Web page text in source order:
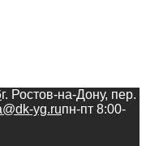
г. Ростов-на-Дону, пер.
yg.ruпн-пт 8:00-